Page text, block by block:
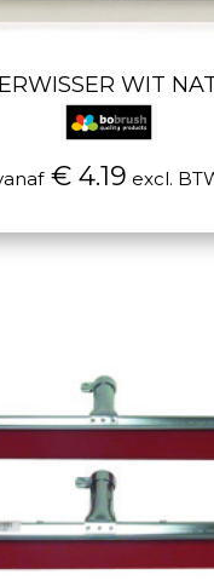
WIT
€ 4.19 excl.